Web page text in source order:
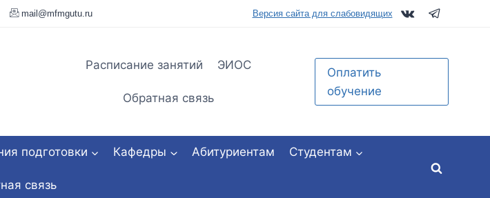
mail@mfmgutu.ru Версия сайта для слабовидящих
Расписание занятий ЭИОС
Обратная связь
Оплатить
обучение
подготовки Кафедры Абитуриентам Студентам
связь